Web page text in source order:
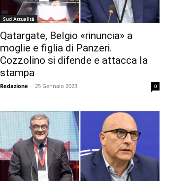
Sud Attualità
Qatargate, Belgio «rinuncia» a
moglie e figlia di Panzeri.
Cozzolino si difende e attacca la
stampa
Redazione - 25 Gennaio 2023 0